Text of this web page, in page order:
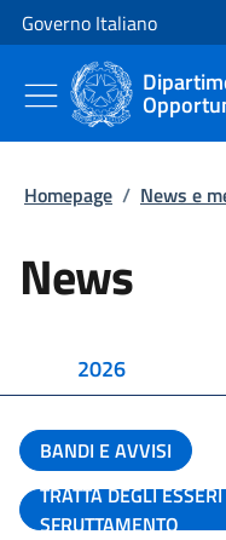
Vai al contenuto
Vai alla navigazione del sito
Governo Italiano
Homepage / News e
News
2026
BANDI E AVVISI
TRATTA DEGLI
SFRUTTAMENTO